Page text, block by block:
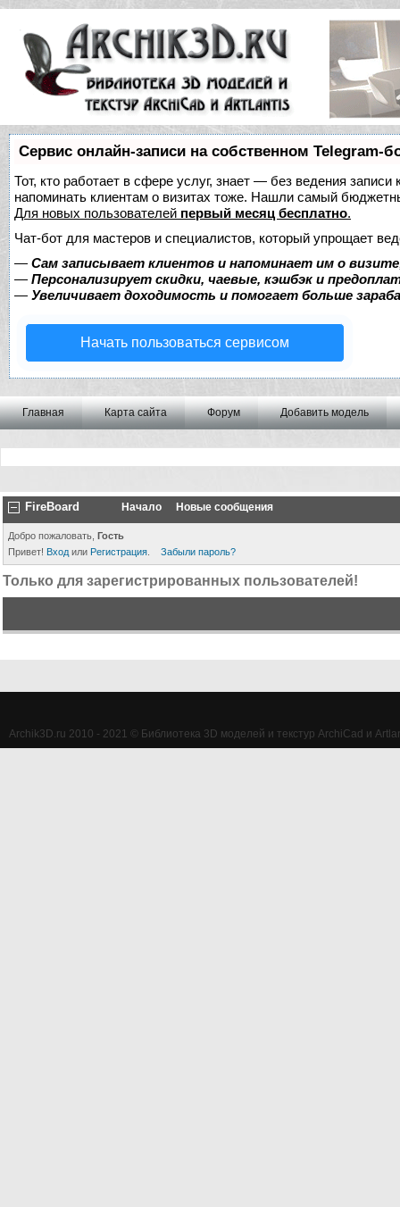
Сервис онлайн-записи на собственном Telegram-
Тот, кто работает в сфере услуг, знает — без ведения
напоминать клиентам о визитах тоже. Нашли самый
Для новых пользователей первый месяц бесплатно.
Чат-бот для мастеров и специалистов, который упрощает
— Сам записывает клиентов и напоминает им о
— Персонализирует скидки, чаевые, кэшбэк и
— Увеличивает доходимость и помогает больше
Начать пользоваться сервисом
Главная Карта сайта Форум Добавить модель
FireBoard Начало Новые сообщения
Добро пожаловать, Гость
Привет! Вход или Регистрация Забыли пароль?
Только для зарегистрированных пользователей!
Archik3D.ru 2010 - 2021 © Библиотека 3D моделей и текстур ArchiCad и